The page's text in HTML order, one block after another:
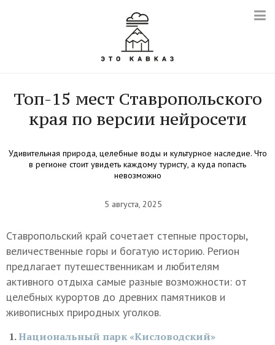
Топ-15 мест Ставропольского
края по версии нейросети
Удивительная природа, целебные воды и культурное наследие. Что
в регионе стоит увидеть каждому туристу, а куда попасть
невозможно
5 августа, 2025
Ставропольский край сочетает степные просторы,
величественные горы и богатую историю. Регион
предлагает путешественникам и любителям
активного отдыха самые разные возможности: от
целебных курортов до древних памятников и
живописных природных уголков.
Национальный парк «Кисловодский»